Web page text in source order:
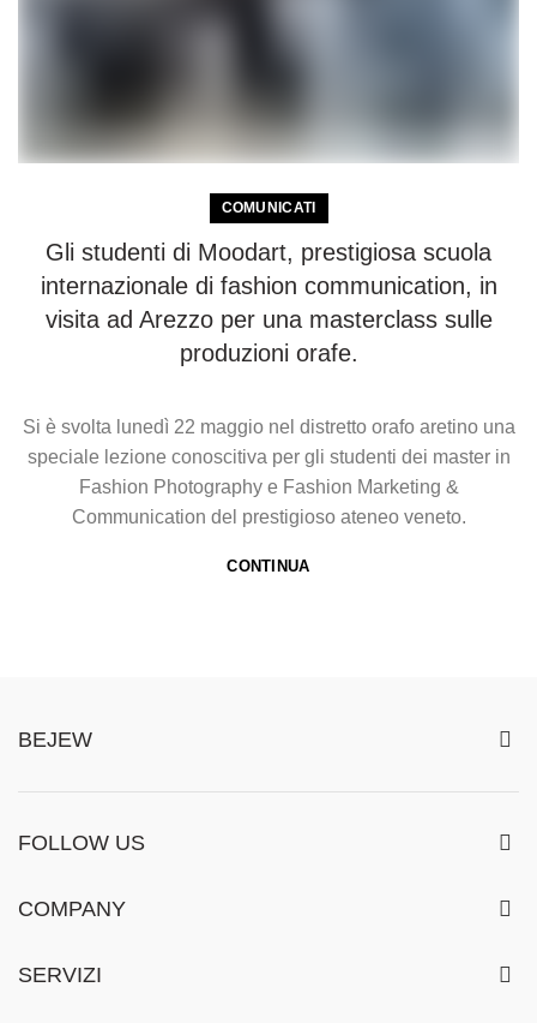
COMUNICATI
Gli studenti di Moodart, prestigiosa scuola
internazionale di fashion communication, in
visita ad Arezzo per una masterclass sulle
produzioni orafe.
Si è svolta lunedì 22 maggio nel distretto orafo aretino una
speciale lezione conoscitiva per gli studenti dei master in
Fashion Photography e Fashion Marketing &
Communication del prestigioso ateneo veneto.
CONTINUA
BEJEW
FOLLOW US
COMPANY
SERVIZI